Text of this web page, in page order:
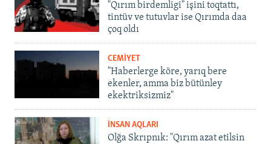
"Qırım birdemligi" işini toqtattı,
tintüv ve tutuvlar ise Qırımda daa
çoq oldı
CEMİYET
"Haberlerge köre, yarıq bere
ekenler, amma biz bütünley
ekektriksizmiz"
İNSAN AQLARI
Olğa Skrıpnık: "Qırım azat etilsin